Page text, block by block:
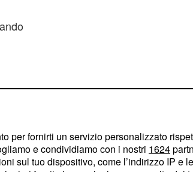
per fornirti un servizio personalizzato
e condividiamo con i nostri 1624
sul tuo dispositivo, come l’indirizzo IP e